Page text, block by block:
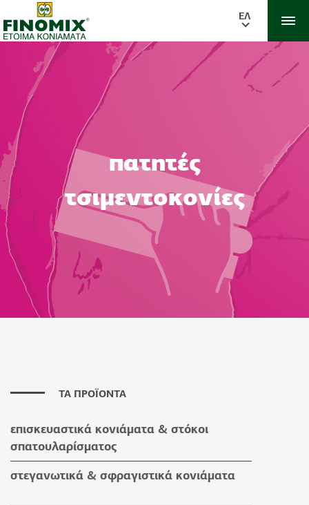
ΕΛ
πατητές
τσιμεντοκονίες
ΤΑ ΠΡΟΪΟΝΤΑ
επισκευαστικά κονιάματα & στόκοι
σπατουλαρίσματος
επισκευαστικά κονιάματα
στόκοι σπατουλαρίσματος
στεγανωτικά & σφραγιστικά κονιάματα